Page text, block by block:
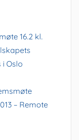
16.2 kl.
Oslo
– Remote